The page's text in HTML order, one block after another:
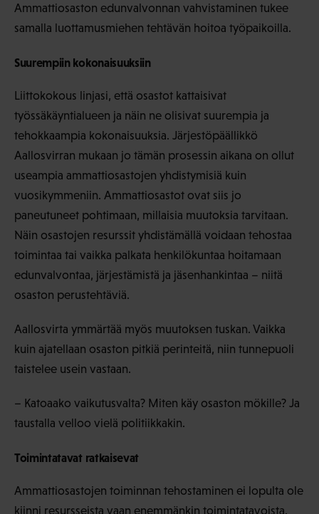
Ammattiosaston edunvalvonnan vahvistaminen tukee
samalla luottamusmiehen tehtävän hoitoa työpaikoilla.
Suurempiin kokonaisuuksiin
Liittokokous linjasi, että osastot kattaisivat
työssäkäyntialueen ja näin ne olisivat suurempia ja
tehokkaampia kokonaisuuksia. Järjestöpäällikkö
Aallosvirran mukaan jo tämän prosessin aikana on ollut
useampia ammattiosastojen yhdistymisiä kuin
vuosikymmeniin. Ammattiosastot ovat siis jo
paneutuneet pohtimaan, millaisia muutoksia tarvitaan.
Näin osastojen resurssit yhdistämällä voidaan tehostaa
toimintaa tai vaikka palkata henkilökuntaa hoitamaan
edunvalvontaa, järjestämistä ja jäsenhankintaa – niitä
osaston perustehtäviä.
Aallosvirta ymmärtää myös muutoksen tuskan. Vaikka
kuin ajatellaan osaston pitkiä perinteitä, niin tunnepuoli
taistelee usein vastaan.
– Katoaako vaikutusvalta? Miten käy osaston mökille? Ja
taustalla velloo vielä politiikkakin.
Toimintatavat ratkaisevat
Ammattiosastojen toiminnan tehostaminen ei lopulta ole
kiinni resursseista vaan enemmänkin toimintatavoista.